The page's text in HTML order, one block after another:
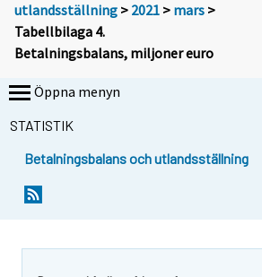
utlandsställning > 2021 > mars >
Tabellbilaga 4.
Betalningsbalans, miljoner euro
Öppna menyn
STATISTIK
Betalningsbalans och utlandsställning